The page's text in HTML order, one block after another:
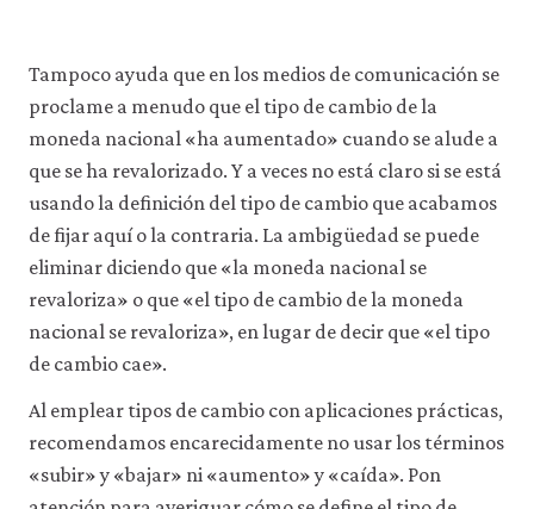
Tampoco ayuda que en los medios de comunicación se
proclame a menudo que el tipo de cambio de la
moneda nacional «ha aumentado» cuando se alude a
que se ha revalorizado. Y a veces no está claro si se está
usando la definición del tipo de cambio que acabamos
de fijar aquí o la contraria. La ambigüedad se puede
eliminar diciendo que «la moneda nacional se
revaloriza» o que «el tipo de cambio de la moneda
nacional se revaloriza», en lugar de decir que «el tipo
de cambio cae».
Al emplear tipos de cambio con aplicaciones prácticas,
recomendamos encarecidamente no usar los términos
«subir» y «bajar» ni «aumento» y «caída». Pon